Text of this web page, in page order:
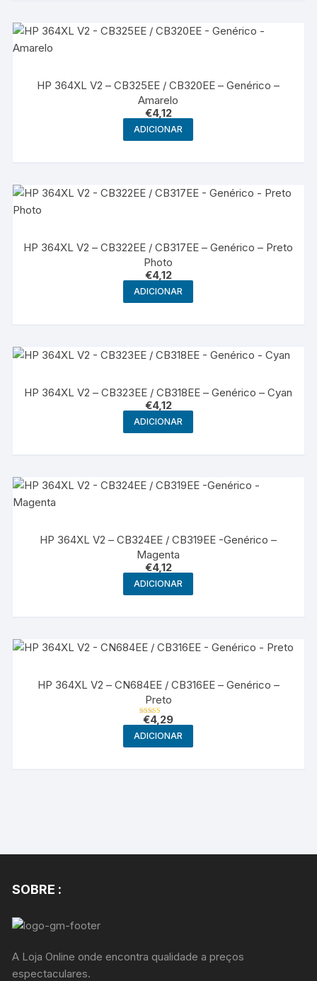
HP 364XL V2 – CB325EE / CB320EE – Genérico –
Amarelo
€4,12
ADICIONAR
HP 364XL V2 – CB322EE / CB317EE – Genérico – Preto
Photo
€4,12
ADICIONAR
HP 364XL V2 – CB323EE / CB318EE – Genérico – Cyan
€4,12
ADICIONAR
HP 364XL V2 – CB324EE / CB319EE -Genérico –
Magenta
€4,12
ADICIONAR
HP 364XL V2 – CN684EE / CB316EE – Genérico –
Preto
Avaliação
de 5
€4,29
ADICIONAR
SOBRE :
A Loja Online onde encontra qualidade a preços
espectaculares.